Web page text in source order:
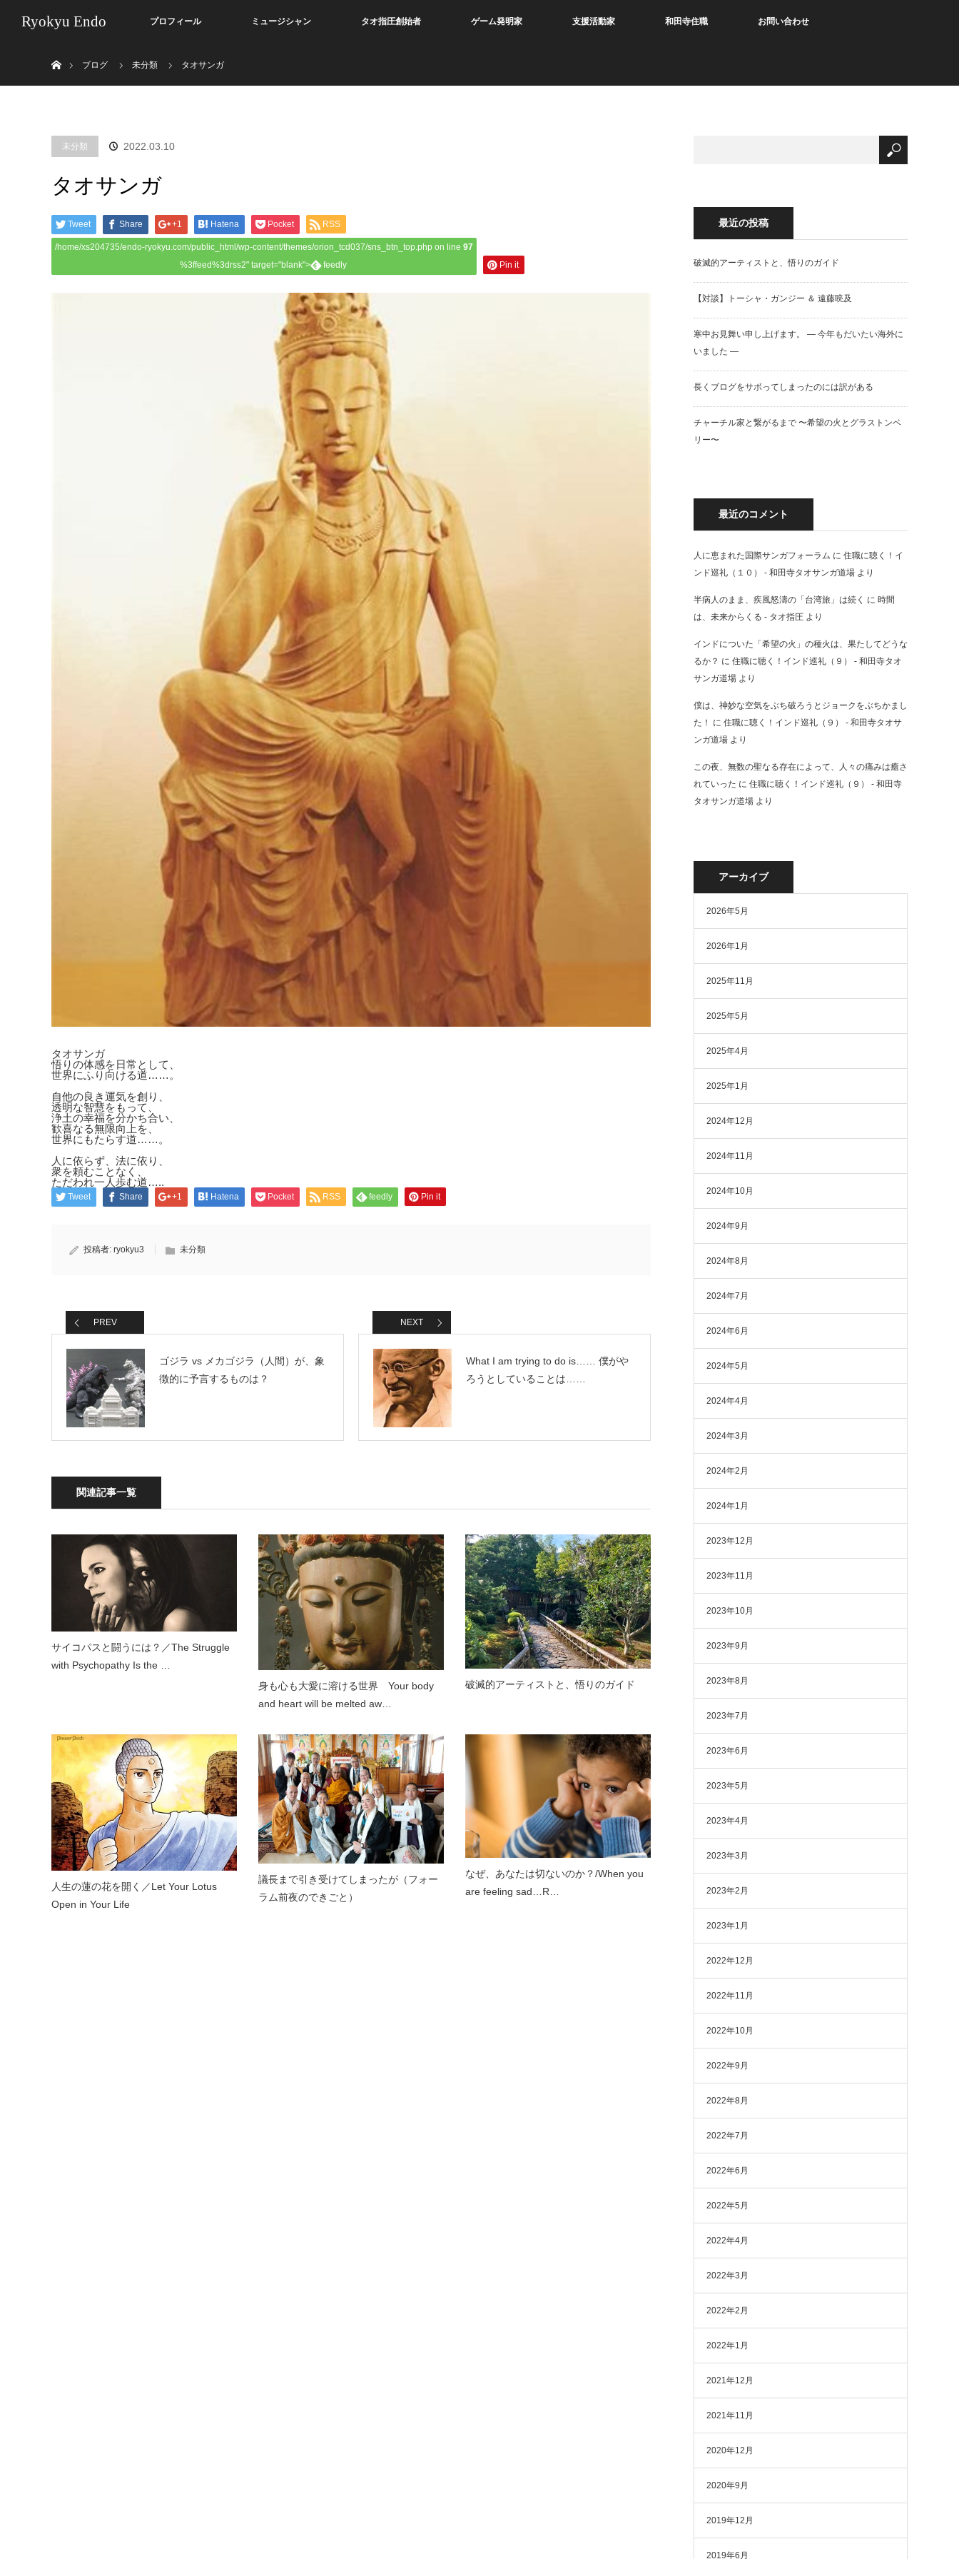
Ryokyu Endo プロフィール ミュージシャン タオ指圧創始者 ゲーム発明家 支援活動家 和田寺住職 お問い合わせ
ブログ
未分類 タオサンガ
未分類 2022.03.10
タオサンガ
Tweet Share +1 Hatena Pocket RSS
/home/xs204735/endo-ryokyu.com/public_html/wp-content/themes/orion_tcd037/sns_btn_top.php on line 97
%3ffeed%3drss2" target="blank">
feedly Pin it
タオサンガ
悟りの体感を日常として、
世界にふり向ける道……。
自他の良き運気を創り、
透明な智慧をもって、
浄土の幸福を分かち合い、
歓喜なる無限向上を、
世界にもたらす道……。
人に依らず、法に依り、
衆を頼むことなく、
ただわれ一人歩む道…..
Tweet Share +1 Hatena Pocket RSS feedly Pin it
投稿者: ryokyu3 未分類
PREV
ゴジラ vs メカゴジラ（人間）が、象
徴的に予言するものは？
NEXT
What I am trying to do is…… 僕がや
ろうとしていることは……
関連記事一覧
サイコパスと闘うには？／The Struggle
with Psychopathy Is the …
身も心も大愛に溶ける世界 Your body
and heart will be melted aw…
破滅的アーティストと、悟りのガイド
人生の蓮の花を開く／Let Your Lotus
Open in Your Life
議長まで引き受けてしまったが（フォー
ラム前夜のできごと）
なぜ、あなたは切ないのか？/When you
are feeling sad…R…
最近の投稿
破滅的アーティストと、悟りのガイド
【対談】トーシャ・ガンジー ＆ 遠藤喨及
寒中お見舞い申し上げます。 — 今年もだいたい海外に
いました —
長くブログをサボってしまったのには訳がある
チャーチル家と繋がるまで 〜希望の火とグラストンベ
リー〜
最近のコメント
人に恵まれた国際サンガフォーラム に 住職に聴く！イ
ンド巡礼（１０） - 和田寺タオサンガ道場 より
半病人のまま、疾風怒濤の「台湾旅」は続く に 時間
は、未来からくる - タオ指圧 より
インドについた「希望の火」の種火は、果たしてどうな
るか？ に 住職に聴く！インド巡礼（９） - 和田寺タオ
サンガ道場 より
僕は、神妙な空気をぶち破ろうとジョークをぶちかまし
た！
に 住職に聴く！インド巡礼（９） - 和田寺タオサ
ンガ道場 より
この夜、無数の聖なる存在によって、人々の痛みは癒さ
れていった に 住職に聴く！インド巡礼（９） - 和田寺
タオサンガ道場 より
アーカイブ
2026年5月
2026年1月
2025年11月
2025年5月
2025年4月
2025年1月
2024年12月
2024年11月
2024年10月
2024年9月
2024年8月
2024年7月
2024年6月
2024年5月
2024年4月
2024年3月
2024年2月
2024年1月
2023年12月
2023年11月
2023年10月
2023年9月
2023年8月
2023年7月
2023年6月
2023年5月
2023年4月
2023年3月
2023年2月
2023年1月
2022年12月
2022年11月
2022年10月
2022年9月
2022年8月
2022年7月
2022年6月
2022年5月
2022年4月
2022年3月
2022年2月
2022年1月
2021年12月
2021年11月
2020年12月
2020年9月
2019年12月
2019年6月